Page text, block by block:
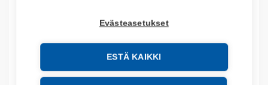
Evästeasetukset
ESTÄ KAIKKI
Tekniset tiedot